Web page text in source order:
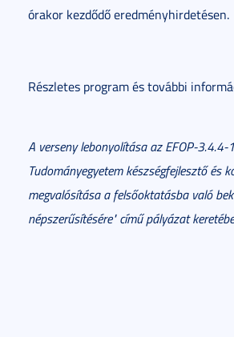
órakor kezdődő eredményhirdetésen.
Részletes program és további
A verseny lebonyolítása az EFOP-
Tudományegyetem készségfejlesztő és
megvalósítása a felsőoktatásba való
népszerűsítésére" című pályázat